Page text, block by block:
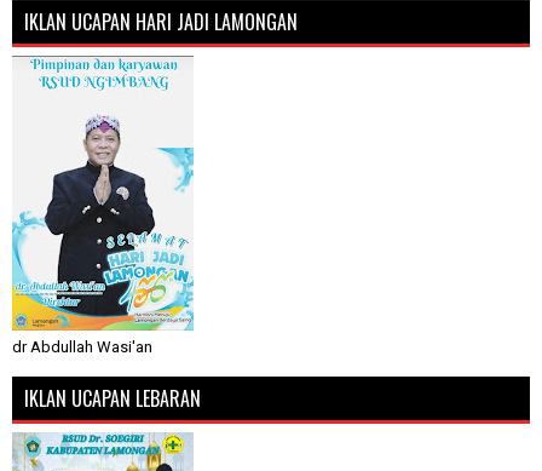
IKLAN UCAPAN HARI JADI LAMONGAN
dr Abdullah Wasi'an
IKLAN UCAPAN LEBARAN